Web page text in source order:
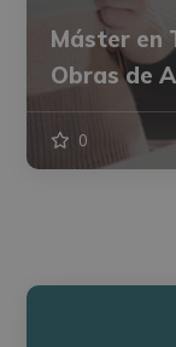
Máster en
Obras de
0